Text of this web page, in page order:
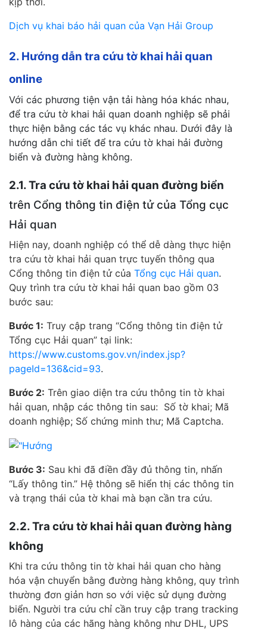
Dịch vụ khai báo hải quan của Vạn Hải Group
2. Hướng dẫn tra cứu tờ khai hải quan
online
Với các phương tiện vận tải hàng hóa khác nhau,
để tra cứu tờ khai hải quan doanh nghiệp sẽ phải
thực hiện bằng các tác vụ khác nhau. Dưới đây là
hướng dẫn chi tiết để tra cứu tờ khai hải đường
biển và đường hàng không.
2.1. Tra cứu tờ khai hải quan đường biển
trên Cổng thông tin điện tử của Tổng cục
Hải quan
Hiện nay, doanh nghiệp có thể dễ dàng thực hiện
tra cứu tờ khai hải quan trực tuyến thông qua
Cổng thông tin điện tử của Tổng cục Hải quan.
Quy trình tra cứu tờ khai hải quan bao gồm 03
bước sau:
Bước 1: Truy cập trang “Cổng thông tin điện tử
Tổng cục Hải quan” tại link:
https://www.customs.gov.vn/index.jsp?
pageId=136&cid=93.
Bước 2: Trên giao diện tra cứu thông tin tờ khai
hải quan, nhập các thông tin sau: Số tờ khai; Mã
doanh nghiệp; Số chứng minh thư; Mã Captcha.
Bước 3: Sau khi đã điền đầy đủ thông tin, nhấn
“Lấy thông tin.” Hệ thông sẽ hiển thị các thông tin
và trạng thái của tờ khai mà bạn cần tra cứu.
2.2. Tra cứu tờ khai hải quan đường hàng
không
Khi tra cứu thông tin tờ khai hải quan cho hàng
hóa vận chuyển bằng đường hàng không, quy trình
thường đơn giản hơn so với việc sử dụng đường
biển. Người tra cứu chỉ cần truy cập trang tracking
lô hàng của các hãng hàng không như DHL, UPS